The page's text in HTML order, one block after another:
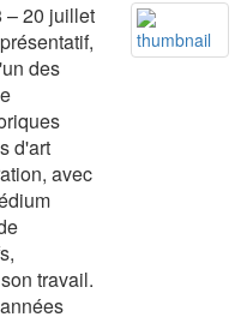
– 20 juillet
des
d'art
avec
travail.